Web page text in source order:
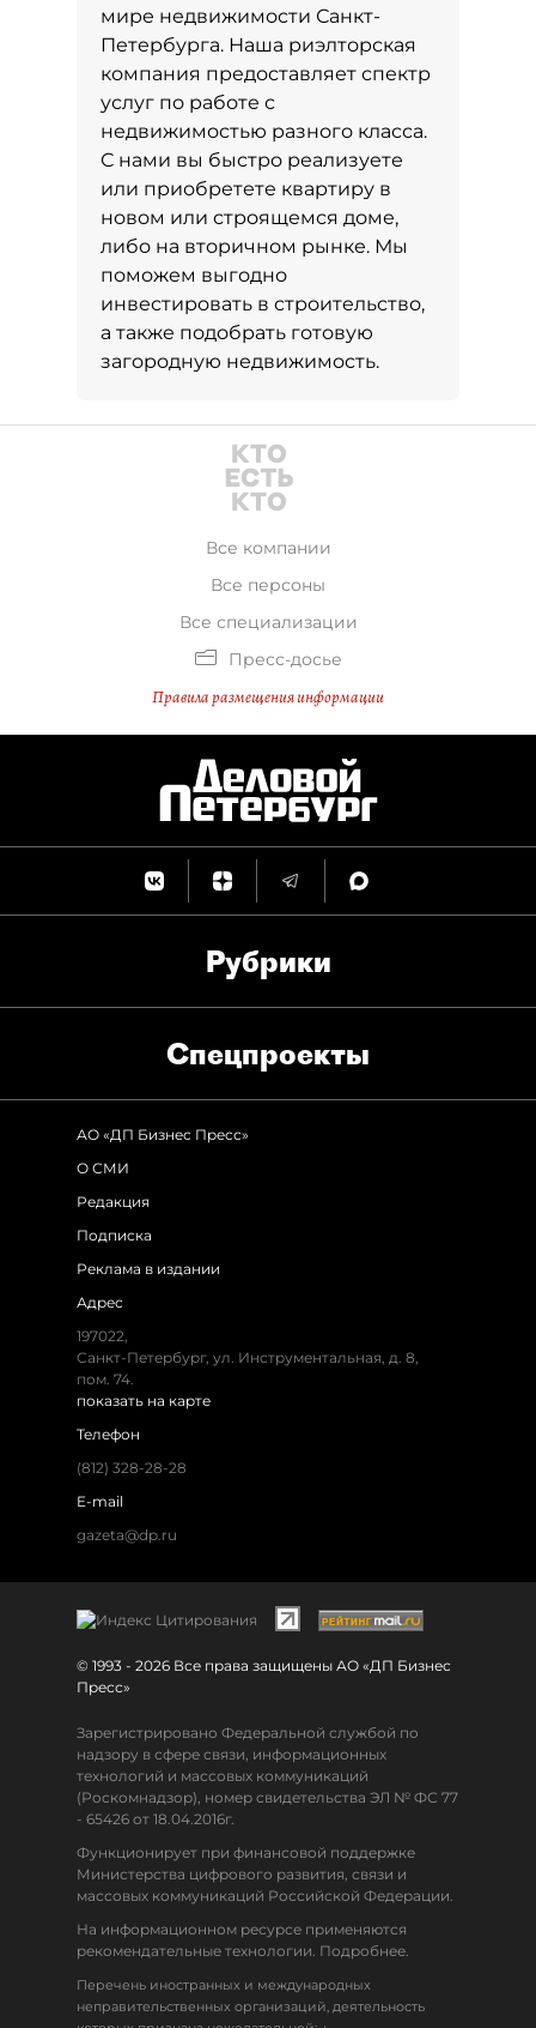
мире недвижимости Санкт-
Петербурга. Наша риэлторская
компания предоставляет спектр
услуг по работе с
недвижимостью разного класса.
С нами вы быстро реализуете
или приобретете квартиру в
новом или строящемся доме,
либо на вторичном рынке. Мы
поможем выгодно
инвестировать в строительство,
а также подобрать готовую
загородную недвижимость.
Все компании
Все персоны
Все специализации
Пресс-досье
Правила размещения информации
Рубрики
Спец­проекты
АО «ДП Бизнес Пресс»
О СМИ
Редакция
Подписка
Реклама в издании
Адрес
197022,
Санкт-Петербург, ул. Инструментальная, д. 8,
пом. 74.
показать на карте
Телефон
(812) 328-28-28
E-mail
gazeta@dp.ru
© 1993 - 2026 Все права защищены АО «ДП Бизнес
Пресс»
Зарегистрировано Федеральной службой по
надзору в сфере связи, информационных
технологий и массовых коммуникаций
(Роскомнадзор), номер свидетельства ЭЛ № ФС 77
- 65426 от 18.04.2016г.
Функционирует при финансовой поддержке
Министерства цифрового развития, связи и
массовых коммуникаций Российской Федерации.
На информационном ресурсе применяются
рекомендательные технологии. Подробнее.
Перечень иностранных и международных
неправительственных организаций, деятельность